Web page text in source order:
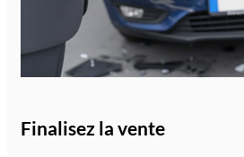
Finalisez la vente